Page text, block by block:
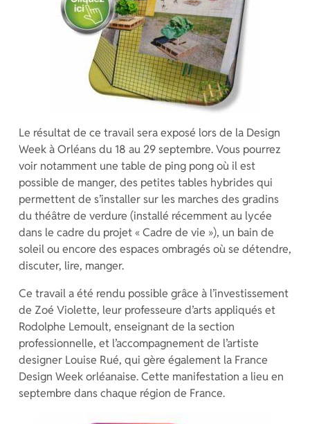
Le résultat de ce travail sera exposé lors de la Design
Week à Orléans du 18 au 29 septembre. Vous pourrez
voir notamment une table de ping pong où il est
possible de manger, des petites tables hybrides qui
permettent de s’installer sur les marches des gradins
du théâtre de verdure (installé récemment au lycée
dans le cadre du projet « Cadre de vie »), un bain de
soleil ou encore des espaces ombragés où se détendre,
discuter, lire, manger.
Ce travail a été rendu possible grâce à l’investissement
de Zoé Violette, leur professeure d’arts appliqués et
Rodolphe Lemoult, enseignant de la section
professionnelle, et l’accompagnement de l’artiste
designer Louise Rué, qui gère également la France
Design Week orléanaise. Cette manifestation a lieu en
septembre dans chaque région de France.